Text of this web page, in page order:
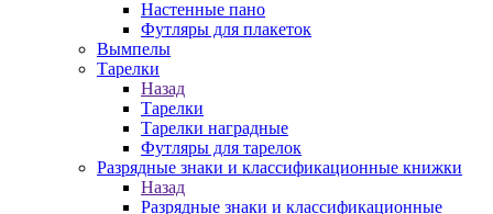
Настенные пано
Футляры для плакеток
Вымпелы
Тарелки
Назад
Тарелки
Тарелки наградные
Футляры для тарелок
Разрядные знаки и классификационные книжки
Назад
Разрядные знаки и классификационные